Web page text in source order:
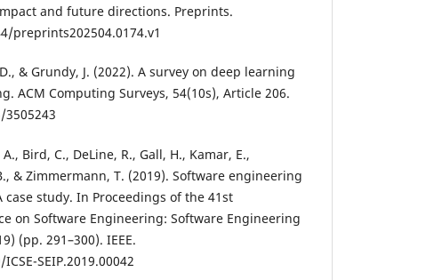
and future directions. Preprints.
preprints202504.0174.v1
& Grundy, J. (2022). A survey on deep learning
ACM Computing Surveys, 54(10s), Article 206.
Bird, C., DeLine, R., Gall, H., Kamar, E.,
& Zimmermann, T. (2019). Software engineering
study. In Proceedings of the 41st
on Software Engineering: Software Engineering
(pp. 291–300). IEEE.
SEIP.2019.00042